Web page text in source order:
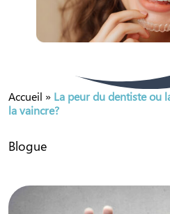
Accueil » La peur du dentiste ou
la vaincre?
Blogue